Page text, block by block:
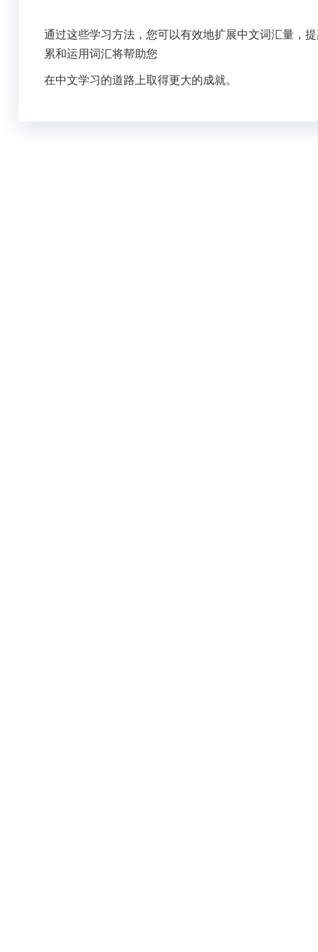
通过这些学习方法，您可以有效地扩展中文词汇量，
累和运用词汇将帮助您
在中文学习的道路上取得更大的成就。